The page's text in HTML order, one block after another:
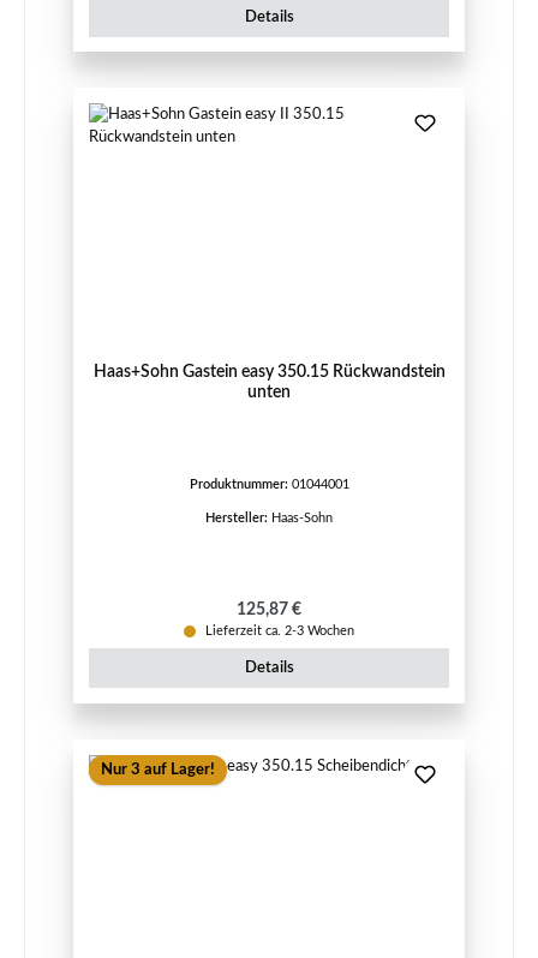
Details
Haas+Sohn Gastein easy 350.15 Rückwandstein
unten
Produktnummer: 01044001
Hersteller: Haas-Sohn
Regulärer Preis:
125,87 €
Lieferzeit ca. 2-3 Wochen
Details
Nur 3 auf Lager!